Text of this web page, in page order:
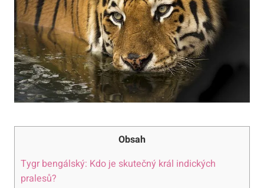
Obsah
Tygr bengálský: Kdo je skutečný král indických
pralesů?